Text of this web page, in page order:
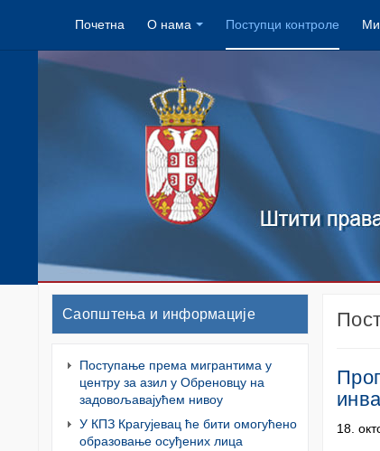
Почетна О нама Поступци контроле
18.
Саопштења и информације
Поступање према мигрантима у
центру за азил у Обреновцу на
задовољавајућем нивоу
У КПЗ Крагујевац ће бити омогућено
образовање осуђених лица